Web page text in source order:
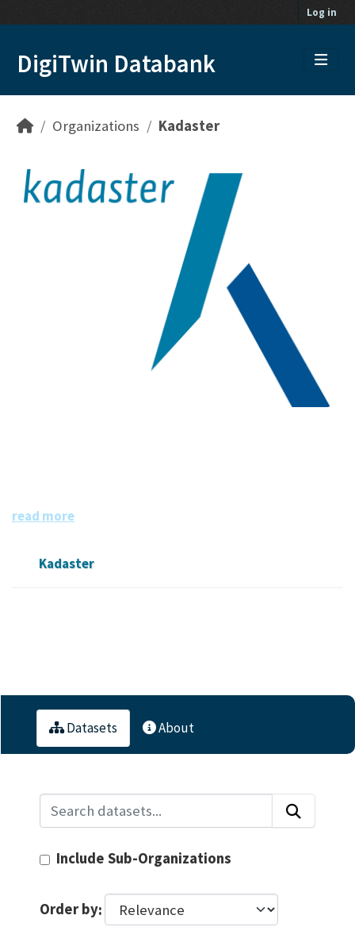
Log in
DigiTwin Databank
Organizations Kadaster
read more
Kadaster
Datasets About
Include Sub-Organizations
Order by